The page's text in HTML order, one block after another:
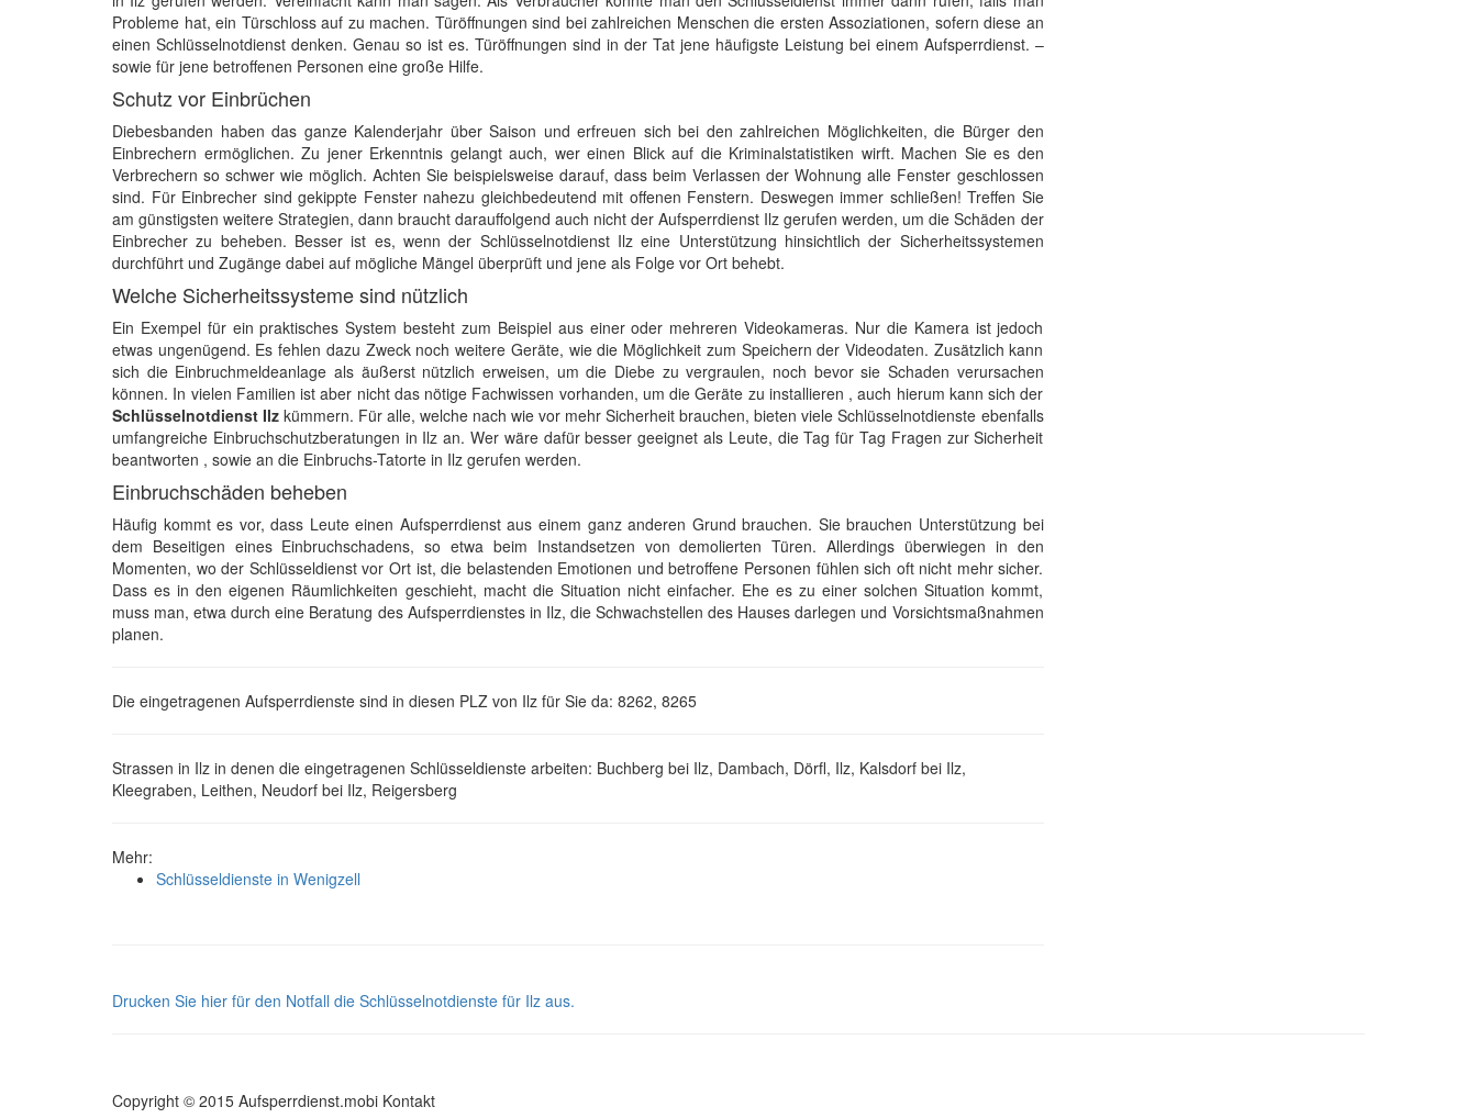
Probleme hat, ein Türschloss auf zu machen. Türöffnungen sind bei zahlreichen Menschen die ersten Assoziationen, sofern diese an
einen Schlüsselnotdienst denken. Genau so ist es. Türöffnungen sind in der Tat jene häufigste Leistung bei einem Aufsperrdienst. –
sowie für jene betroffenen Personen eine große Hilfe.
Schutz vor Einbrüchen
Diebesbanden haben das ganze Kalenderjahr über Saison und erfreuen sich bei den zahlreichen Möglichkeiten, die Bürger den
Einbrechern ermöglichen. Zu jener Erkenntnis gelangt auch, wer einen Blick auf die Kriminalstatistiken wirft. Machen Sie es den
Verbrechern so schwer wie möglich. Achten Sie beispielsweise darauf, dass beim Verlassen der Wohnung alle Fenster geschlossen
sind. Für Einbrecher sind gekippte Fenster nahezu gleichbedeutend mit offenen Fenstern. Deswegen immer schließen! Treffen Sie
am günstigsten weitere Strategien, dann braucht darauffolgend auch nicht der Aufsperrdienst Ilz gerufen werden, um die Schäden der
Einbrecher zu beheben. Besser ist es, wenn der Schlüsselnotdienst Ilz eine Unterstützung hinsichtlich der Sicherheitssystemen
durchführt und Zugänge dabei auf mögliche Mängel überprüft und jene als Folge vor Ort behebt.
Welche Sicherheitssysteme sind nützlich
Ein Exempel für ein praktisches System besteht zum Beispiel aus einer oder mehreren Videokameras. Nur die Kamera ist jedoch
etwas ungenügend. Es fehlen dazu Zweck noch weitere Geräte, wie die Möglichkeit zum Speichern der Videodaten. Zusätzlich kann
sich die Einbruchmeldeanlage als äußerst nützlich erweisen, um die Diebe zu vergraulen, noch bevor sie Schaden verursachen
können. In vielen Familien ist aber nicht das nötige Fachwissen vorhanden, um die Geräte zu installieren , auch hierum kann sich der
Schlüsselnotdienst Ilz kümmern. Für alle, welche nach wie vor mehr Sicherheit brauchen, bieten viele Schlüsselnotdienste ebenfalls
umfangreiche Einbruchschutzberatungen in Ilz an. Wer wäre dafür besser geeignet als Leute, die Tag für Tag Fragen zur Sicherheit
beantworten , sowie an die Einbruchs-Tatorte in Ilz gerufen werden.
Einbruchschäden beheben
Häufig kommt es vor, dass Leute einen Aufsperrdienst aus einem ganz anderen Grund brauchen. Sie brauchen Unterstützung bei
dem Beseitigen eines Einbruchschadens, so etwa beim Instandsetzen von demolierten Türen. Allerdings überwiegen in den
Momenten, wo der Schlüsseldienst vor Ort ist, die belastenden Emotionen und betroffene Personen fühlen sich oft nicht mehr sicher.
Dass es in den eigenen Räumlichkeiten geschieht, macht die Situation nicht einfacher. Ehe es zu einer solchen Situation kommt,
muss man, etwa durch eine Beratung des Aufsperrdienstes in Ilz, die Schwachstellen des Hauses darlegen und Vorsichtsmaßnahmen
planen.
Die eingetragenen Aufsperrdienste sind in diesen PLZ von Ilz für Sie da: 8262, 8265
Strassen in Ilz in denen die eingetragenen Schlüsseldienste arbeiten: Buchberg bei Ilz, Dambach, Dörfl, Ilz, Kalsdorf bei Ilz,
Kleegraben, Leithen, Neudorf bei Ilz, Reigersberg
Mehr:
Schlüsseldienste in Wenigzell
Drucken Sie hier für den Notfall die Schlüsselnotdienste für Ilz aus.
Copyright © 2015 Aufsperrdienst.mobi Kontakt